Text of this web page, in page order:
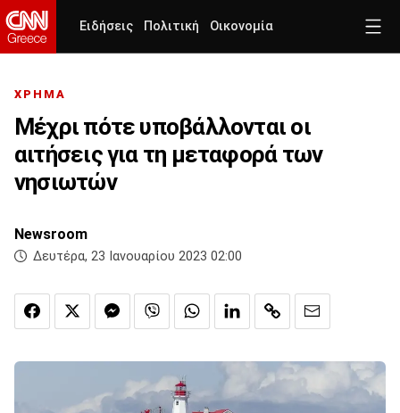
Ειδήσεις Πολιτική Οικονομία
ΧΡΗΜΑ
Μέχρι πότε υποβάλλονται οι
αιτήσεις για τη μεταφορά των
νησιωτών
Newsroom
Δευτέρα, 23 Ιανουαρίου 2023 02:00